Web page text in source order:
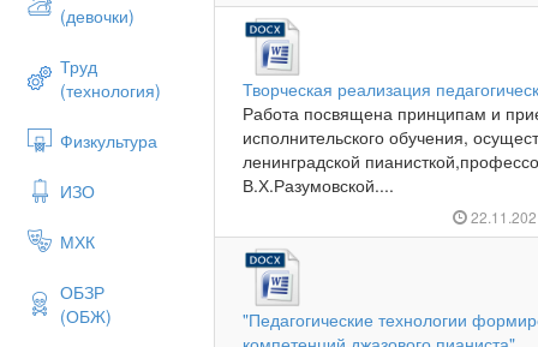
(девочки)
Труд
(технология)
Физкультура
ИЗО
МХК
ОБЗР
(ОБЖ)
Творческая реализация
Работа посвящена принципам и
исполнительского обучения,
ленинградской
В.Х.Разумовской....
"Педагогические технологии